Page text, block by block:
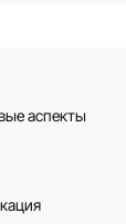
аспекты